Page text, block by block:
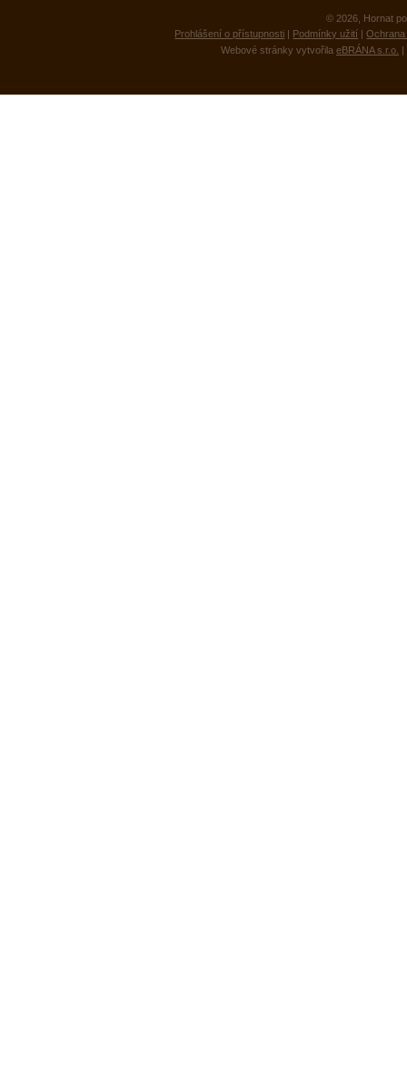
© 2026, Hornat
Prohlášení o přístupnosti | Podmínky užití |
Webové stránky vytvořila eBRÁNA s.r.o. |